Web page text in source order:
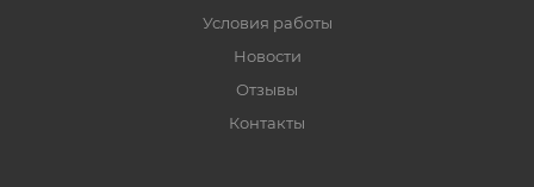
Условия работы
Новости
Отзывы
Контакты